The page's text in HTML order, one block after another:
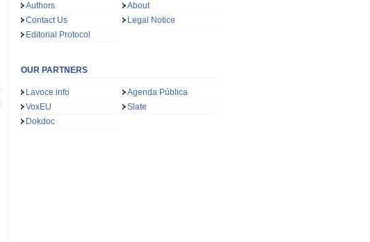
Authors
About
Contact Us
Legal Notice
Editorial Protocol
OUR PARTNERS
Lavoce.info
Agenda Pública
VoxEU
Slate
Dokdoc